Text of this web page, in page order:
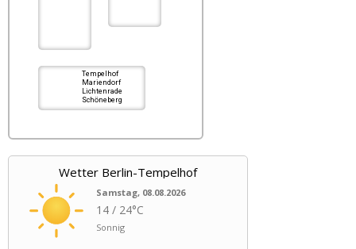
Tempelhof
Mariendorf
Lichtenrade
Schöneberg
Wetter Berlin-Tempelhof
Samstag, 08.08.2026
14 / 24°C
Sonnig